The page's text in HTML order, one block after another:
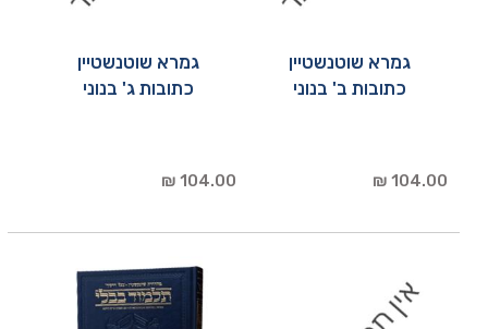
גמרא שוטנשטיין
כתובות ב' בנוני
104.00 ₪
גמרא שוטנשטיין
כתובות ג' בנוני
104.00 ₪